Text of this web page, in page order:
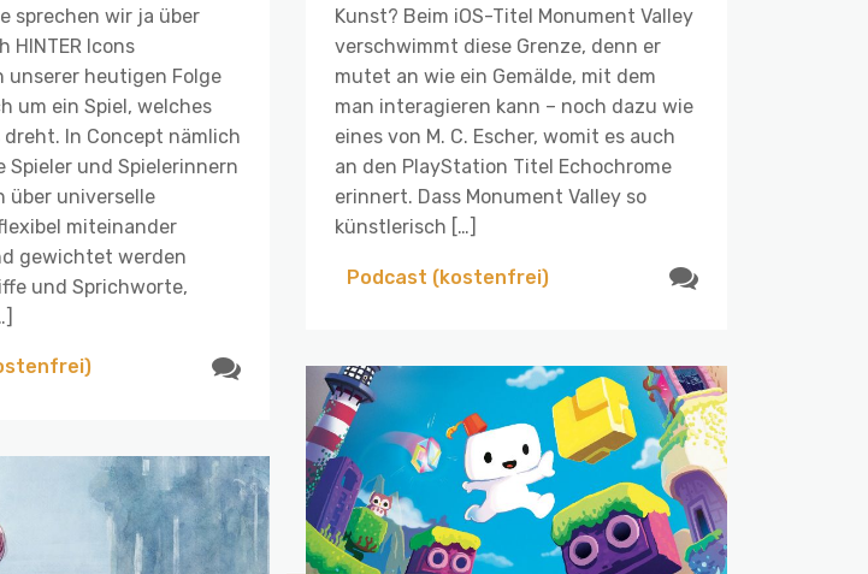
sprechen wir ja über
HINTER Icons
unserer heutigen Folge
um ein Spiel, welches
dreht. In Concept nämlich
Spieler und Spielerinnern
über universelle
miteinander
gewichtet werden
und Sprichworte,
Kunst? Beim iOS-Titel Monument Valley
verschwimmt diese Grenze, denn er
mutet an wie ein Gemälde, mit dem
man interagieren kann – noch dazu wie
eines von M. C. Escher, womit es auch
an den PlayStation Titel Echochrome
erinnert. Dass Monument Valley so
künstlerisch […]
Podcast (kostenfrei)